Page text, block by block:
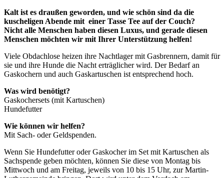
Kalt ist es draußen geworden, und wie schön sind da die
kuscheligen Abende mit einer Tasse Tee auf der Couch?
Nicht alle Menschen haben diesen Luxus, und gerade diesen
Menschen möchten wir mit Ihrer Unterstützung helfen!
Viele Obdachlose heizen ihre Nachtlager mit Gasbrennern, damit für
sie und ihre Hunde die Nacht erträglicherwird. Der Bedarf an
Gaskochern und auch Gaskartuschen ist entsprechend hoch.
Was wird benötigt?
Gaskochersets (mit Kartuschen)
Hundefutter
Wie können wir helfen?
Mit Sach- oder Geldspenden.
Wenn Sie Hundefutter oder Gaskocher im Set mit Kartuschen als
Sachspende geben möchten, können Sie diese von Montag bis
Mittwoch und am Freitag, jeweils von 10 bis 15 Uhr, zur Martin-